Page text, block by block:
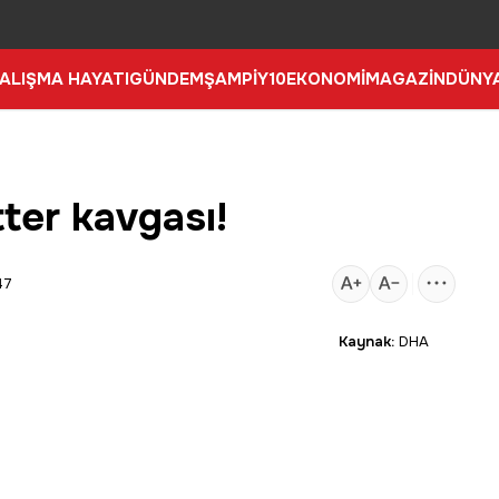
HAYATIGÜNDEMŞAMPİY10EKONOMİMAGAZİN
kavgası!
Kaynak: DHA